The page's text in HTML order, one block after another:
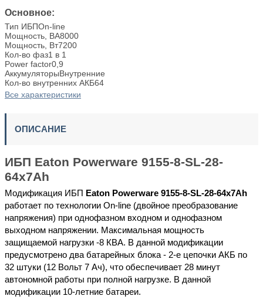
Основное:
Тип ИБПOn-line
Мощность, ВА8000
Мощность, Вт7200
Кол-во фаз1 в 1
Power factor0,9
АккумуляторыВнутренние
Кол-во внутренних АКБ64
Все характеристики
ОПИСАНИЕ
ИБП Eaton Powerware 9155-8-SL-28-
64x7Ah
Модификация ИБП Eaton Powerware 9155-8-SL-28-64x7Ah
работает по технологии On-line (двойное преобразование
напряжения) при однофазном входном и однофазном
выходном напряжении. Максимальная мощность
защищаемой нагрузки -8 КВА. В данной модификации
предусмотрено два батарейных блока - 2-е цепочки АКБ по
32 штуки (12 Вольт 7 Ач), что обеспечивает 28 минут
автономной работы при полной нагрузке. В данной
модификации 10-летние батареи.